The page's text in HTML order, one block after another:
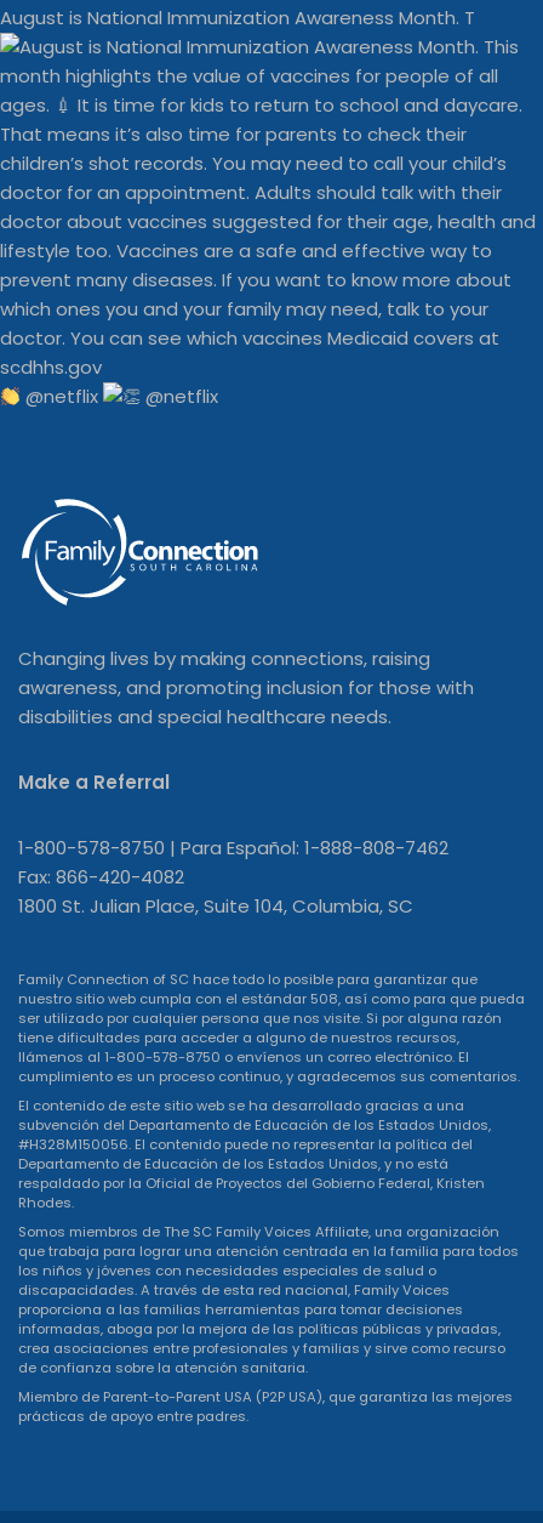
August is National Immunization Awareness Month. T
@netflix
Changing lives by making connections, raising
awareness, and promoting inclusion for those with
disabilities and special healthcare needs.
Make a Referral
1-800-578-8750 | Para Español: 1-888-808-7462
Fax: 866-420-4082
1800 St. Julian Place, Suite 104, Columbia, SC
Family Connection of SC hace todo lo posible para garantizar que
nuestro sitio web cumpla con el estándar 508, así como para que pueda
ser utilizado por cualquier persona que nos visite. Si por alguna razón
tiene dificultades para acceder a alguno de nuestros recursos,
llámenos al 1-800-578-8750 o envíenos un correo electrónico. El
cumplimiento es un proceso continuo, y agradecemos sus comentarios.
El contenido de este sitio web se ha desarrollado gracias a una
subvención del Departamento de Educación de los Estados Unidos,
#H328M150056. El contenido puede no representar la política del
Departamento de Educación de los Estados Unidos, y no está
respaldado por la Oficial de Proyectos del Gobierno Federal, Kristen
Rhodes.
Somos miembros de The SC Family Voices Affiliate, una organización
que trabaja para lograr una atención centrada en la familia para todos
los niños y jóvenes con necesidades especiales de salud o
discapacidades. A través de esta red nacional, Family Voices
proporciona a las familias herramientas para tomar decisiones
informadas, aboga por la mejora de las políticas públicas y privadas,
crea asociaciones entre profesionales y familias y sirve como recurso
de confianza sobre la atención sanitaria.
Miembro de Parent-to-Parent USA (P2P USA), que garantiza las mejores
prácticas de apoyo entre padres.